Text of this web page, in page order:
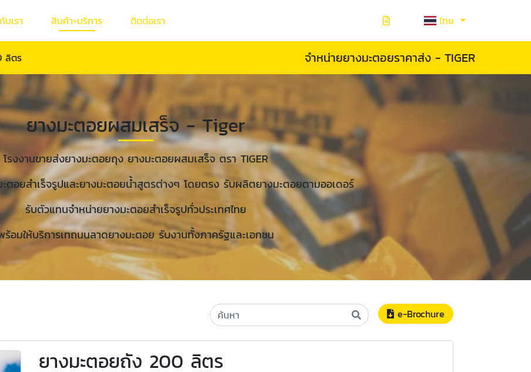
บเรา สินค้า-บริการ ติดต่อเรา ไทย
ลิตร จำหน่ายยางมะตอยราคาส่ง - TIGER
ยางมะตอยผสมเสร็จ - Tiger
โรงงานขายส่งยางมะตอยถุง ยางมะตอยผสมเสร็จ ตรา TIGER
ตอยสำเร็จรูปและยางมะตอยน้ำสูตรต่างๆ โดยตรง รับผลิตยางมะตอยตามออเดอร์
รับตัวแทนจำหน่ายยางมะตอยสำเร็จรูปทั่วประเทศไทย
ร้อมให้บริการเทถนนลาดยางมะตอย รับงานทั้งภาครัฐและเอกชน
e-Brochure
ยางมะตอยถัง 200 ลิตร